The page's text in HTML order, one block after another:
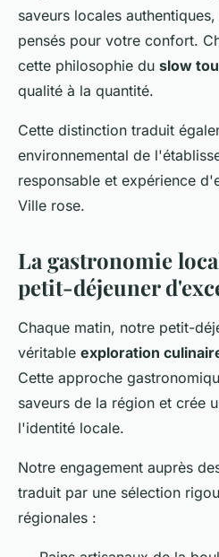
saveurs locales
pensés pour votre confort.
cette philosophie du slow
qualité à la quantité.
Cette distinction traduit
environnemental de
responsable et expérience
Ville rose.
La gastronomie
petit-déjeuner
Chaque matin, notre petit-
véritable exploration
Cette approche
saveurs de la région et crée
l'identité locale.
Notre engagement auprès
traduit par une sélection
régionales :